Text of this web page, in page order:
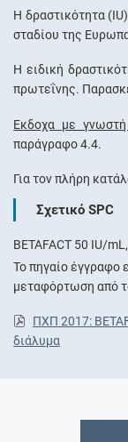
Η δραστικότητα
σταδίου της
Η ειδική
πρωτεΐνης.
Έκδοχα με
παράγραφο 4.4.
Για τον πλήρη
Σχετικό SPC
BETAFACT 50 IU/
Το πηγαίο έγγραφο
μεταφόρτωση από
ΠΧΠ 2017:
διάλυμα